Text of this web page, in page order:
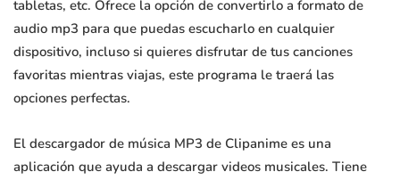
tabletas, etc. Ofrece la opción de convertirlo a formato de
audio mp3 para que puedas escucharlo en cualquier
dispositivo, incluso si quieres disfrutar de tus canciones
favoritas mientras viajas, este programa le traerá las
opciones perfectas.
El descargador de música MP3 de Clipanime es una
aplicación que ayuda a descargar videos musicales. Tiene